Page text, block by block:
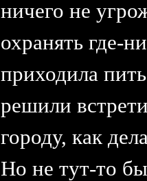
ничего не
охранять где-
приходила
решили
городу, как
Но не тут-то